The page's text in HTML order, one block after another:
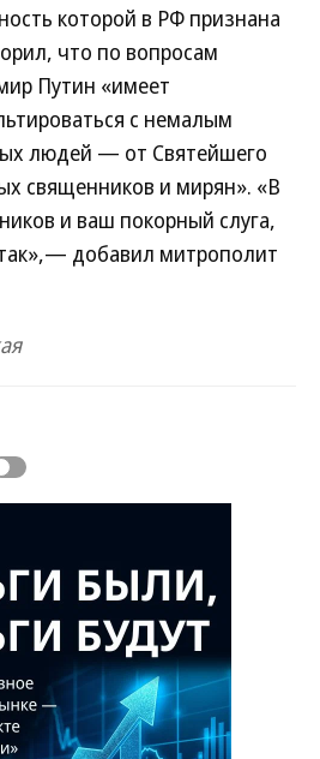
которой в РФ признана
что по вопросам
Путин «имеет
с немалым
людей — от Святейшего
священников и мирян». «В
и ваш покорный слуга,
добавил митрополит
озвучил итоговый план СВО
неожиданно высказался о
Крыма
раскаяться: союзник России